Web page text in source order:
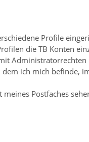
Profile
die TB Konten
Administratorrechten
ich mich befinde,
Postfaches